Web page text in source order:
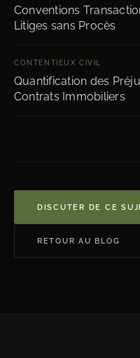
Conventions
Litiges sans Procès
CONTENTIEUX CIVIL
Quantification des
Contrats Immobiliers
DISCUTER DE CE
RETOUR AU BLOG